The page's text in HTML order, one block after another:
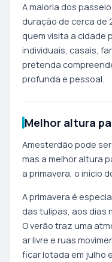
A maioria dos
duração de cerca de
quem visita a cidade
individuais, casais,
pretenda
profunda e pessoal.
Melhor altura
Amesterdão pode
mas a melhor altura
a primavera, o início
A primavera é
das tulipas, aos dias
O verão traz uma
ar livre e ruas
ficar lotada em julho